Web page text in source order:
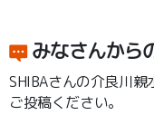
みなさんから
SHIBAさんの介良川
ご投稿ください。